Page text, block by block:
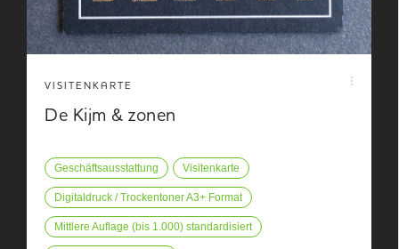
VISITENKARTE
De Kijm & zonen
Geschäftsausstattung Visitenkarte
Digitaldruck / Trockentoner A3+ Format
Mittlere Auflage (bis 1.000) standardisiert